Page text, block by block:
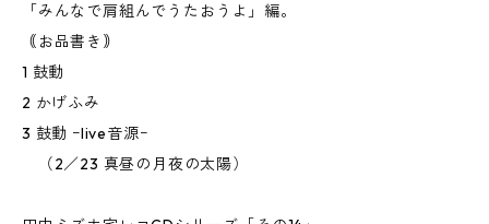
「みんなで肩組んでうたおうよ」編。
｟お品書き｠
1 鼓動
2 かげふみ
3 鼓動 ｰlive音源ｰ
（2／23 真昼の月夜の太陽）